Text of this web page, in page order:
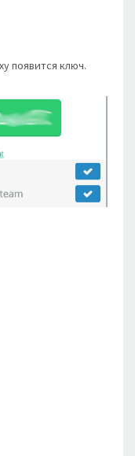
появится ключ.